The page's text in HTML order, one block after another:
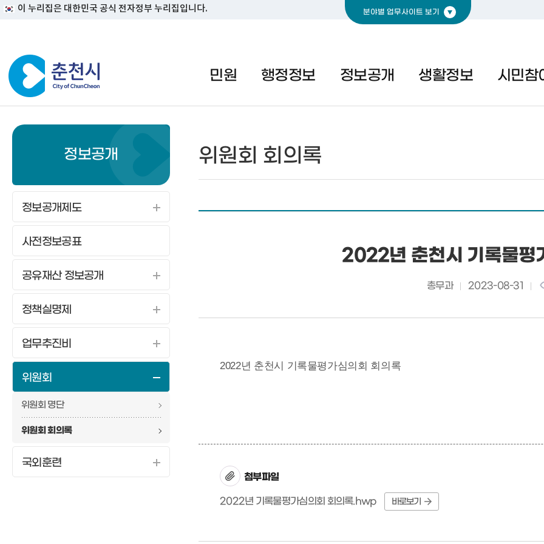
분야별 업무사이트 보기
이 누리집은 대한민국 공식 전자정부 누리집입니다.
민원 행정정보 정보공개 생활정보 시민참
정보공개
정보공개제도
사전정보공표
공유재산 정보공개
정책실명제
업무추진비
위원회
위원회 명단
위원회 회의록
국외훈련
위원회 회의록
2022년 춘천시 기록물평
총무과 2023-08-31
2022년 춘천시 기록물평가심의회 회의록
첨부파일
2022년 기록물평가심의회 회의록.hwp 바로보기